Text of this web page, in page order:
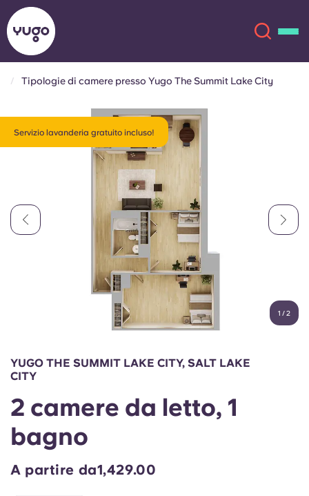
Sedi
Account
English (GB)
Català
Seleziona un paese
Seleziona una residenza
Accedi
Prenota ora
English (GB)
English (US)
Chinese Español
Català Deutsch
Italian French
Portuguese
Tipologie di camere presso Yugo The Summit Lake City
Servizio lavanderia gratuito incluso!
1 /2
YUGO THE SUMMIT LAKE CITY, SALT LAKE
CITY
2 camere da letto, 1
bagno
A partire da1,429.00